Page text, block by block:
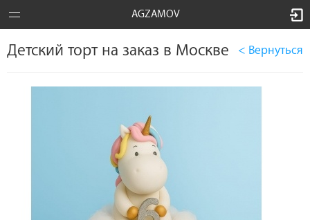
AGZAMOV
Детский торт на заказ в Москве < Вернуться